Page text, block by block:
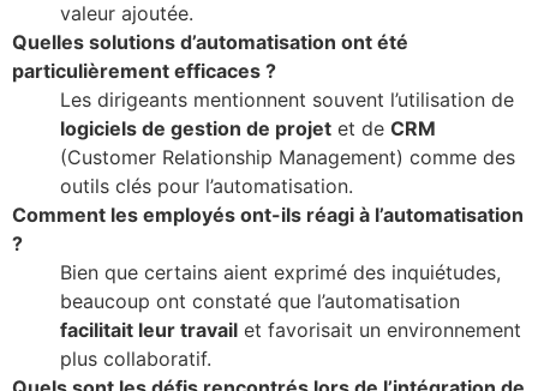
valeur ajoutée.
Quelles solutions d’automatisation ont été
particulièrement efficaces ?
Les dirigeants mentionnent souvent l’utilisation de
logiciels de gestion de projet et de CRM
(Customer Relationship Management) comme des
outils clés pour l’automatisation.
Comment les employés ont-ils réagi à l’automatisation
?
Bien que certains aient exprimé des inquiétudes,
beaucoup ont constaté que l’automatisation
facilitait leur travail et favorisait un environnement
plus collaboratif.